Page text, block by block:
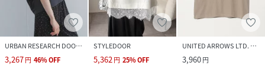
URBAN RESEARCH DOORS
3,267円 46%OFF
STYLEDOOR
5,362円 25%OFF
UNITED ARROWS LTD. OUTLET
3,960円